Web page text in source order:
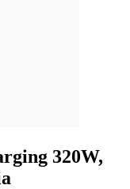
320W,